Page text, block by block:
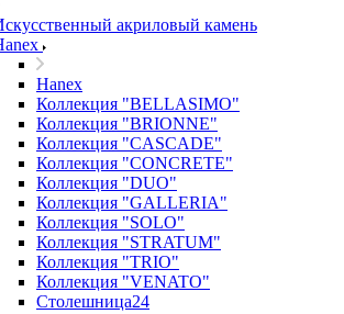
акриловый камень
Hanex
Коллекция "BELLASIMO"
Коллекция "BRIONNE"
Коллекция "CASCADE"
Коллекция "CONCRETE"
Коллекция "DUO"
Коллекция "GALLERIA"
Коллекция "SOLO"
Коллекция "STRATUM"
Коллекция "TRIO"
Коллекция "VENATO"
Столешница24